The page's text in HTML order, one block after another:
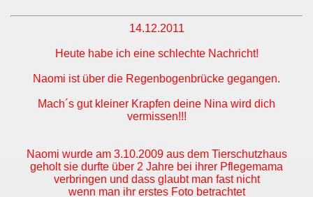
14.12.2011
Heute habe ich eine schlechte Nachricht!
Naomi ist über die Regenbogenbrücke gegangen.
Mach´s gut kleiner Krapfen deine Nina wird dich
vermissen!!!
Naomi wurde am 3.10.2009 aus dem Tierschutzhaus
geholt sie durfte über 2 Jahre bei ihrer Pflegemama
verbringen und dass glaubt man fast nicht
wenn man ihr erstes Foto betrachtet